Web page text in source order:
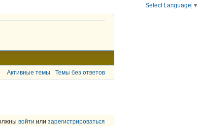
Активные темы Темы без ответов
войти или зарегистрироваться
Select Language ▼